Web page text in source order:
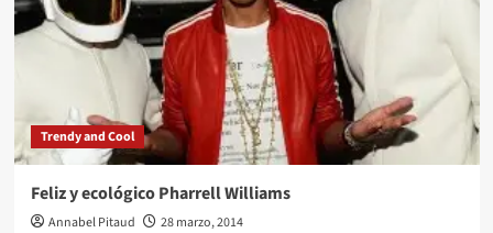
Trendy and Cool
Feliz y ecológico Pharrell Williams
Annabel Pitaud
28 marzo, 2014